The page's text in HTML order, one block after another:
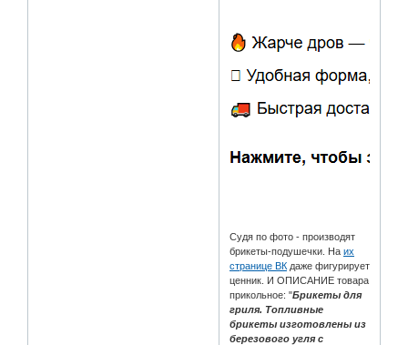
Судя по фото - производят
брикеты-подушечки. Наих
странице ВК даже фигурирует
ценник. И ОПИСАНИЕ товара
прикольное: "Брикеты для
гриля. Топливные
брикеты изготовлены из
березового угля с